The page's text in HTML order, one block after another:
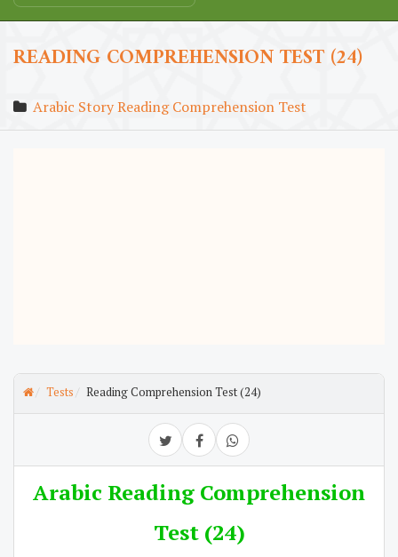
READING COMPREHENSION TEST (24)
Arabic Story Reading Comprehension Test
Tests Reading Comprehension Test (24)
Arabic Reading Comprehension
Test (24)